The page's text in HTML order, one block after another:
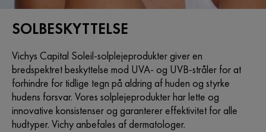
SOLBESKYTTELSE
Vichys Capital Soleil-solplejeprodukter giver en
bredspektret beskyttelse mod UVA- og UVB-stråler for at
forhindre for tidlige tegn på aldring af huden og styrke
hudens forsvar. Vores solplejeprodukter har lette og
innovative konsistenser og garanterer effektivitet for alle
hudtyper. Vichy anbefales af dermatologer.